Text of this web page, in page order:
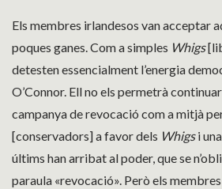
Els membres irlandesos van acceptar
poques ganes. Com a simples Whigs
detesten essencialment l’energia
O’Connor. Ell no els permetrà
campanya de revocació com a mitjà
[conservadors] a favor dels Whigsi
últims han arribat al poder, que se
paraula «revocació». Però els